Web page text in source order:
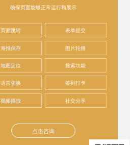
确保页面能够正常运行和展示
页面跳转 表单提交
海报保存 图片轮播
地图定位 搜索功能
语言切换 签到打卡
视频播放 社交分享
点击咨询